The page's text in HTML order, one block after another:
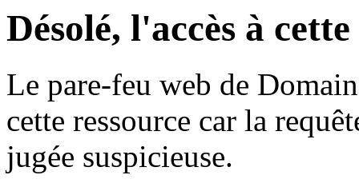
Désolé, l'accès à
Le pare-feu web de
cette ressource car la
jugée suspicieuse.